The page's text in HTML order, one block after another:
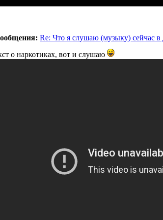
Re: Что я слушаю (музыку) сейчас
о наркотиках, вот и слушаю